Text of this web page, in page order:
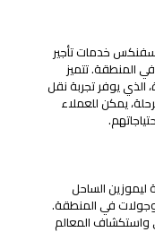
خدمات تأجير
المنطقة. تتميز
الذي يوفر تجربة نقل
يمكن للعملاء
ليموزين الساحل
في المنطقة.
واستكشاف المعالم